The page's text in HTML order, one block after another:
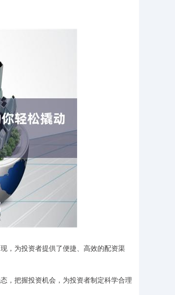
，为投资者提供了便捷、高效的配资渠
，把握投资机会，为投资者制定科学合理